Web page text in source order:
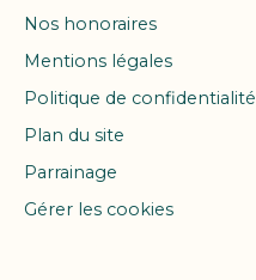
Nos honoraires
Mentions légales
Politique de confidentialité
Plan du site
Parrainage
Gérer les cookies